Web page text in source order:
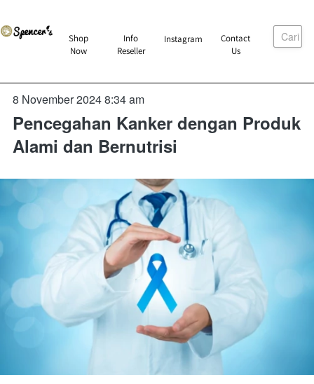
`
Shop
Now
` Info
Reseller
`Instagram `
Contact
Us
Cari
8 November 2024 8:34 am
Pencegahan Kanker dengan Produk
Alami dan Bernutrisi